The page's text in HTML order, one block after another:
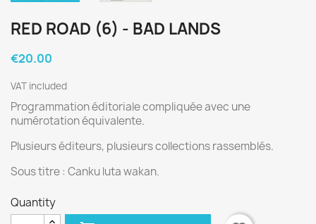
RED ROAD (6) - BAD LANDS
€20.00
VAT included
Programmation éditoriale compliquée avec une
numérotation équivalente.
Plusieurs éditeurs, plusieurs collections rassemblés.
Sous titre : Canku luta wakan.
Quantity